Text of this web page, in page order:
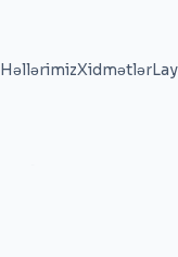
HəllərimizXidmətlər